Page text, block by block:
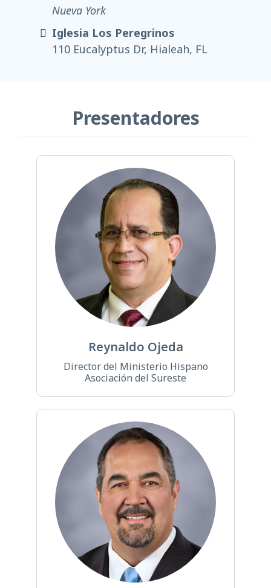
Nueva York
Iglesia Los Peregrinos
110 Eucalyptus Dr, Hialeah, FL
Presentadores
Reynaldo Ojeda
Director del Ministerio Hispano
Asociación del Sureste